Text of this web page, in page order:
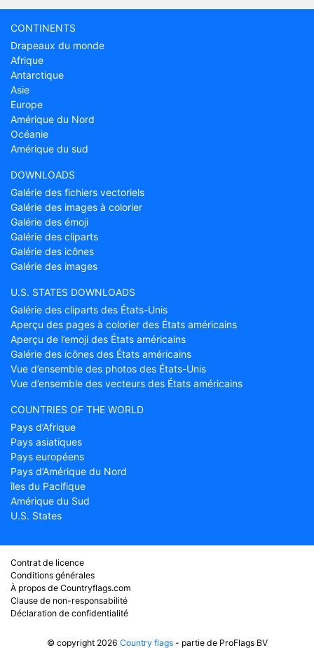
CONTINENTS
Drapeaux du monde
Afrique
Antarctique
Asie
Europe
Amérique du Nord
Océanie
Amérique du sud
DOWNLOADS
Galérie des fichiers vectoriels
Galérie des images à colorier
Galérie des émoji
Galérie des cliparts
Galérie des icônes
Galérie des images
U.S. STATES DOWNLOADS
Galérie des cliparts des États-Unis
Aperçu des pages à colorier des États américains
Aperçu de l’emoji des États américains
Galérie des icônes des États américains
Vue d’ensemble des photos des États-Unis
Vue d’ensemble des vecteurs des États américains
COUNTRIES OF THE WORLD
Pays d’Afrique
Pays asiatiques
Pays européens
Pays d’Amérique du Nord
îles du Pacifique
Amérique du Sud
U.S. States
Contrat de licence
Conditions générales
À propos de Countryflags.com
Clause de non-responsabilité
Déclaration de confidentialité
© copyright 2026 Country flags- partie de ProFlags BV